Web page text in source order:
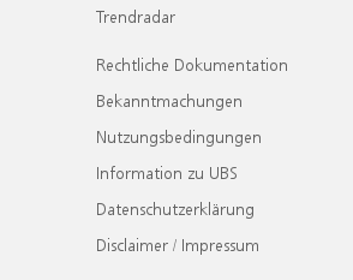
Trendradar
Rechtliche Dokumentation
Bekanntmachungen
Nutzungsbedingungen
Information zu UBS
Datenschutzerklärung
Disclaimer / Impressum